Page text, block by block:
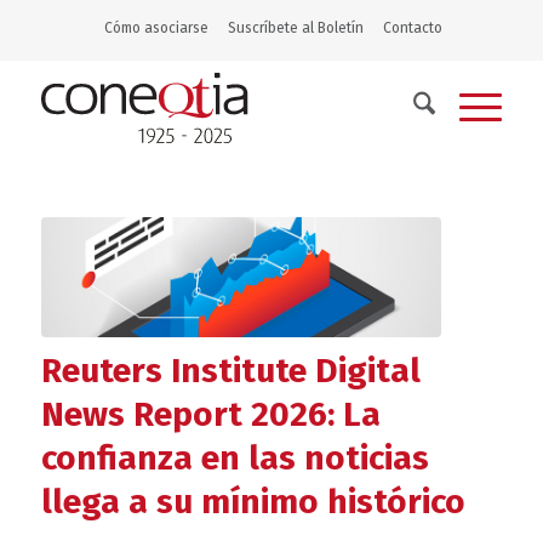
Cómo asociarse Suscríbete al Boletín Contacto
Reuters Institute Digital
News Report 2026: La
confianza en las noticias
llega a su mínimo histórico